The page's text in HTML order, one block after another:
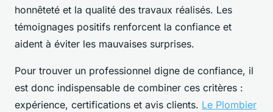
honnêteté et la qualité des travaux réalisés. Les
témoignages positifs renforcent la confiance et
aident à éviter les mauvaises surprises.
Pour trouver un professionnel digne de confiance, il
est donc indispensable de combiner ces critères :
expérience, certifications et avis clients. Le Plombier